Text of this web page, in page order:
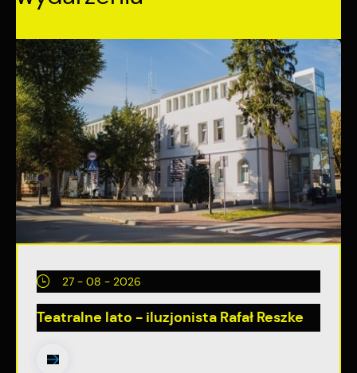
27 - 08 - 2026
Teatralne lato - iluzjonista Rafał Reszke
internetowych pod względem ich popularności wśród
formie zanonimizowanej. Wyrażenie zgody na analityczne pliki
cookies gwarantuje dostępność wszystkich funkcjonalności.
najciekawsze informacje i aktualności na stronach naszych
partnerów.
Promocyjne pliki cookies służą do prezentowania Ci naszych
komunikatów na podstawie analizy Twoich upodobań oraz
Twoich zwyczajów dotyczących przeglądanej witryny
internetowej. Treści promocyjne mogą pojawić się na
stronach podmiotów trzecich lub firm będących naszymi
partnerami oraz innych dostawców usług. Firmy te działają w
charakterze pośredników prezentujących nasze treści w
postaci wiadomości, ofert, komunikatów mediów
Więcej